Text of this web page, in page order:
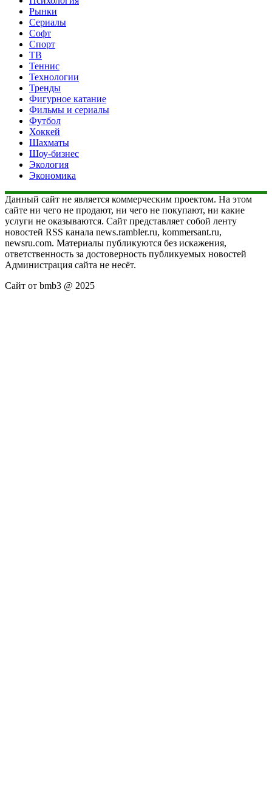
Рынки
Сериалы
Софт
Спорт
ТВ
Теннис
Технологии
Тренды
Фигурное катание
Фильмы и сериалы
Футбол
Хоккей
Шахматы
Шоу-бизнес
Экология
Экономика
Данный сайт не является коммерческим проектом. На этом
сайте ни чего не продают, ни чего не покупают, ни какие
услуги не оказываются. Сайт представляет собой ленту
новостей RSS канала news.rambler.ru, kommersant.ru,
newsru.com. Материалы публикуются без искажения,
ответственность за достоверность публикуемых новостей
Администрация сайта не несёт.
Сайт от bmb3 @ 2025